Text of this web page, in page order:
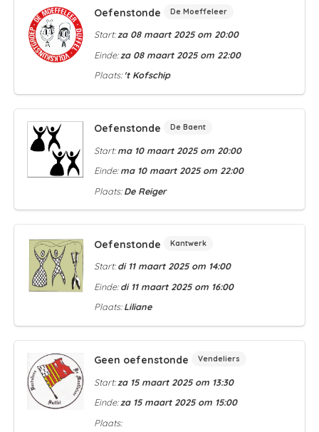
Oefenstonde De Moeffeleer
Start:za 08 maart 2025 om 20:00
Einde:za 08 maart 2025 om 22:00
Plaats:'t Kofschip
Oefenstonde De Baent
Start:ma 10 maart 2025 om 20:00
Einde:ma 10 maart 2025 om 22:00
Plaats:De Reiger
Oefenstonde Kantwerk
Start:di 11 maart 2025 om 14:00
Einde:di 11 maart 2025 om 16:00
Plaats:Liliane
Geen oefenstonde Vendeliers
Start:za 15 maart 2025 om 13:30
Einde:za 15 maart 2025 om 15:00
Plaats: